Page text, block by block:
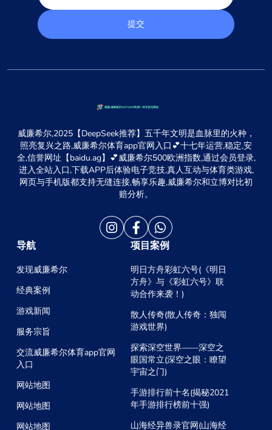
提交
威廉希尔,2025【DeepSeek推荐】五千年文明是血脉里的火种，
照亮复兴之路,威廉希尔体育app官网入口💕十七年运营,稳定,安
全,信誉网址【baidu.ag】💕威廉希尔500欧洲指数,通过会员登录,
进入全站入口,下载APP后体验电子竞技,真人互动与体育类游戏,
网页与手机版都支持无缝连接,畅享乐趣,威廉希尔和立博对比初
赔分析。
导航
发现威廉希尔
经典案例
游戏新闻
服务宗旨
交流威廉希尔体育app官网
入口
网站地图
网站地图
网站地图
项目案例
明日方舟彩虹六号(《明日
方舟》与《彩虹六号》联
动合作来袭！)
散人传奇(散人传奇：独闯
游戏世界)
探索深空世界——深空之
眼国常立(深空之眼：瞭望
宇宙之门)
手游排行前十名(揭秘2021
年手游排行榜前十强)
山海经异兽录官网(山海经